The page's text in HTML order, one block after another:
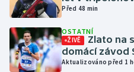
Judo
Krasobruslení
Lezení
Před 48 min
OSTATNÍ
ŽIVĚ
Zlato na
domácí závod
Aktualizováno před 1